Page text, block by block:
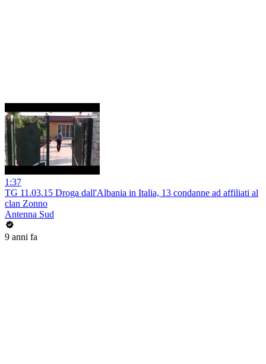
1:37
TG 11.03.15 Droga dall'Albania in Italia, 13 condanne ad affiliati al
clan Zonno
Antenna Sud
9 anni fa